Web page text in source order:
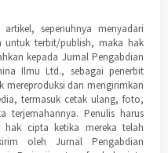
sepenuhnya menyadari
untuk terbit/publish, maka hak
kepada Jurnal Pengabdian
Ilmu Ltd., sebagai penerbit
mereproduksi dan mengirimkan
termasuk cetak ulang, foto,
terjemahannya. Penulis harus
hak cipta ketika mereka telah
oleh Jurnal Pengabdian